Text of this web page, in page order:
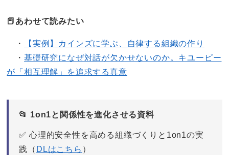
‍📕あわせて読みたい
・
【実例】カインズに学ぶ、自律する組織の作り
・基礎研究になぜ対話が欠かせないのか。キユーピー
が「相互理解」を追求する真意
📂 1on1と関係性を進化させる資料
✅ 心理的安全性を高める組織づくりと1on1の実
践（ DLはこちら ）